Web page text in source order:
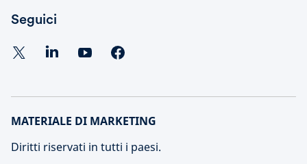
Seguici
MATERIALE DI MARKETING
Diritti riservati in tutti i paesi.